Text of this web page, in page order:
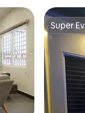
Super
Super